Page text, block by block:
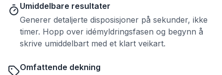
Umiddelbare resultater
Generer detaljerte disposisjoner på sekunder, ikke
timer. Hopp over idémyldringsfasen og begynn å
skrive umiddelbart med et klart veikart.
Omfattende dekning